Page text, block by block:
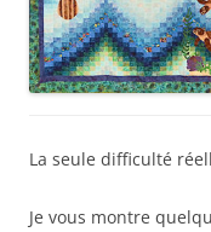
La seule difficulté
Je vous montre